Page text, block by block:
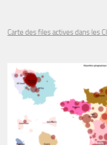
Carte des files actives dans les